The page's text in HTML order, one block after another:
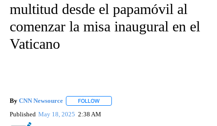
multitud desde el papamóvil al
comenzar la misa inaugural en el
Vaticano
By CNN Newsource FOLLOW
Published May 18, 2025 2:38 AM